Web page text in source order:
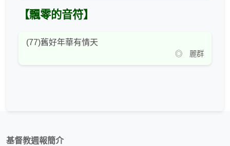
【飄零的音符】
(77)舊好年華有情天
◎ 麗群
基督教週報簡介